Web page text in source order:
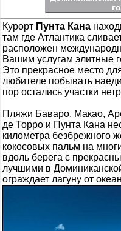
Курорт Пунта Кана
там где Атлантика
расположен
Вашим услугам элитные
Это прекрасное место
любителе побывать
пор остались участки
Пляжи Баваро, Макао,
де Торро и Пунта Кана
километра безбрежного
кокосовых пальм на
вдоль берега с
лучшими в
ограждает лагуну от